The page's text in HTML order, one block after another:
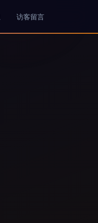
访客留言